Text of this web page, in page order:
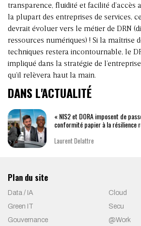
transparence, fluidité et facilité d’accès
la plupart des entreprises de services,
devrait évoluer vers le métier de DRN
ressources numériques) ! Si la maîtrise
techniques restera incontournable, le
impliqué dans la stratégie de
qu’il relèvera haut la main.
DANS L'ACTUALITÉ
« NIS2 et DORA imposent de
conformité papier à la résilience
Laurent Delattre
Plan du site
Data / IA
Cloud
Green IT
Secu
Gouvernance
@Work